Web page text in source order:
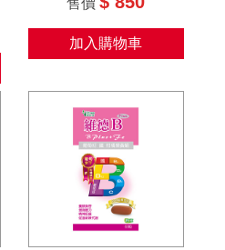
售價
加入購物車